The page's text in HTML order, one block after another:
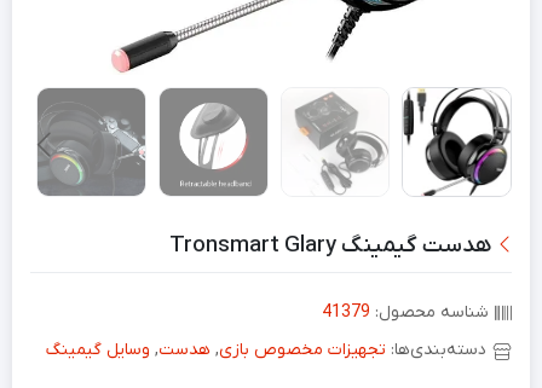
هدست گیمینگ Tronsmart Glary
شناسه محصول: 41379
دسته‌بندی‌ها: تجهیزات مخصوص بازی, هدست, وسایل گیمینگ